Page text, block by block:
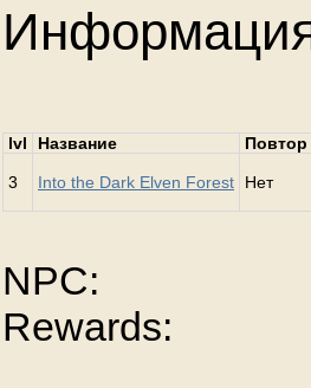
lvl Название Повтор
3 Into the Dark Elven Forest Нет
NPC:
Rewards: